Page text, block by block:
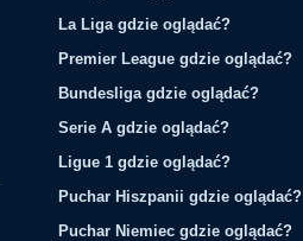
La Liga gdzie oglądać?
Premier League gdzie oglądać?
Bundesliga gdzie oglądać?
Serie A gdzie oglądać?
Ligue 1 gdzie oglądać?
Puchar Hiszpanii gdzie oglądać?
Puchar Niemiec gdzie oglądać?